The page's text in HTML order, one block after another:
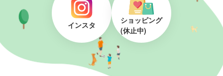
インスタ
ショッピング
(休止中)